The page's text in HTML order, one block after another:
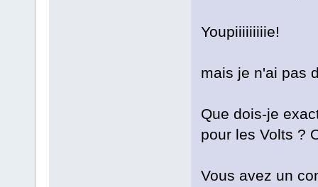
Youpiiiiiiiiie!
mais je n'ai pas
Que dois-je
pour les Volts ?
Vous avez un